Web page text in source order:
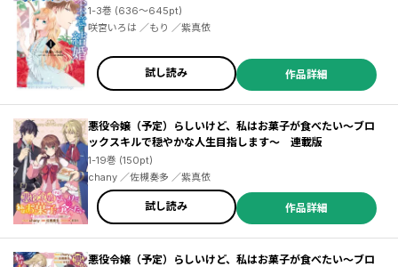
1-3巻 (636～645pt)
咲宮いろは ／もり ／紫真依
試し読み 作品詳細
悪役令嬢（予定）らしいけど、私はお菓子が食べたい～ブロ
ックスキルで穏やかな人生目指します～ 連載版
1-19巻 (150pt)
chany ／佐槻奏多 ／紫真依
試し読み 作品詳細
悪役令嬢（予定）らしいけど、私はお菓子が食べたい～ブロ